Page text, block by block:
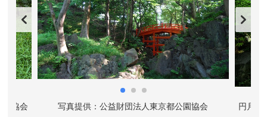
院です。
東京都千代田区永田町
料金／無料
見学時間／9:00～16:00 毎正時にご案内。
定休日／土、日、休日、年末年始
アクセス／東京メトロ有楽町線・半蔵門線・南北線 永
田町駅(出口1)より南へ徒歩約3分。千代田線・丸ノ内線
協会 写真提供：公益財団法人東京都公園協会 円月橋